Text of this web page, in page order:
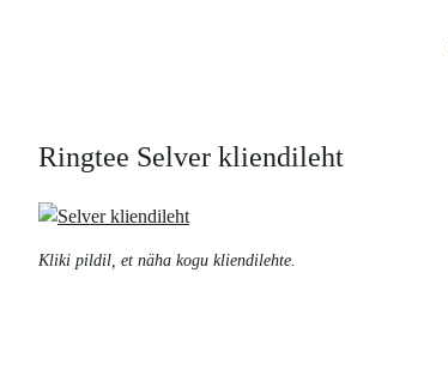
Ringtee Selver kliendileht
Kliki pildil, et näha kogu kliendilehte.